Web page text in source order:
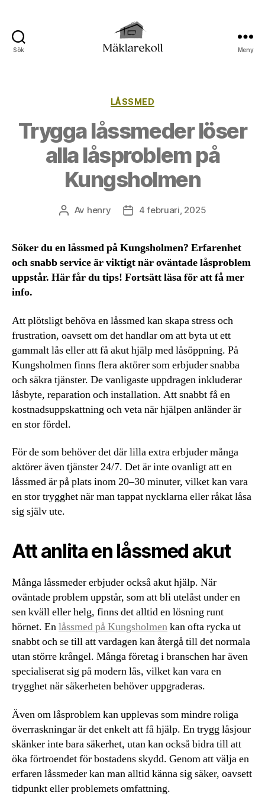
Sök Meny
Kategorier
LÅSSMED
Trygga låssmeder löser
alla låsproblem på
Kungsholmen
Inläggsförfattare
Av henry Inläggsdatum
4 februari, 2025
Söker du en låssmed på Kungsholmen? Erfarenhet
och snabb service är viktigt när oväntade låsproblem
uppstår. Här får du tips! Fortsätt läsa för att få mer
info.
Att plötsligt behöva en låssmed kan skapa stress och
frustration, oavsett om det handlar om att byta ut ett
gammalt lås eller att få akut hjälp med låsöppning. På
Kungsholmen finns flera aktörer som erbjuder snabba
och säkra tjänster. De vanligaste uppdragen inkluderar
låsbyte, reparation och installation. Att snabbt få en
kostnadsuppskattning och veta när hjälpen anländer är
en stor fördel.
För de som behöver det där lilla extra erbjuder många
aktörer även tjänster 24/7. Det är inte ovanligt att en
låssmed är på plats inom 20–30 minuter, vilket kan vara
en stor trygghet när man tappat nycklarna eller råkat låsa
sig själv ute.
Att anlita en låssmed akut
Många låssmeder erbjuder också akut hjälp. När
oväntade problem uppstår, som att bli utelåst under en
sen kväll eller helg, finns det alltid en lösning runt
hörnet. Enlåssmed på Kungsholmenkan ofta rycka ut
snabbt och se till att vardagen kan återgå till det normala
utan större krångel. Många företag i branschen har även
specialiserat sig på modern lås, vilket kan vara en
trygghet när säkerheten behöver uppgraderas.
Även om låsproblem kan upplevas som mindre roliga
överraskningar är det enkelt att få hjälp. En trygg låsjour
skänker inte bara säkerhet, utan kan också bidra till att
öka förtroendet för bostadens skydd. Genom att välja en
erfaren låssmeder kan man alltid känna sig säker, oavsett
tidpunkt eller problemets omfattning.